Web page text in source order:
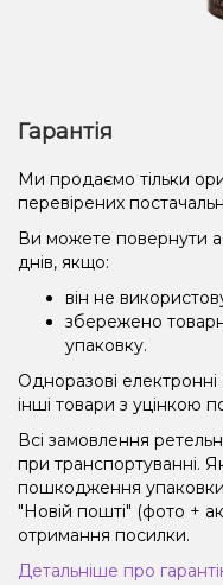
Гарантія
Ми продаємо тільки
перевірених
Ви можете повернути
днів, якщо:
він не
збережено
упаковку.
Одноразові
інші товари з уцінкою
Всі замовлення
при транспортуванні.
пошкодження упаковки
"Новій пошті" (фото +
отримання посилки.
Детальніше про